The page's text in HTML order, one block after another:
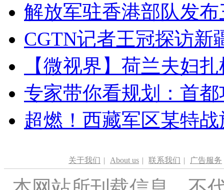
解放军驻香港部队发
CGTN记者王冠探访新
【微视界】荷兰夫妇
专家带你看规划：首
超燃！西藏军区某特
关于我们 | About us | 联系我们 | 广告服务